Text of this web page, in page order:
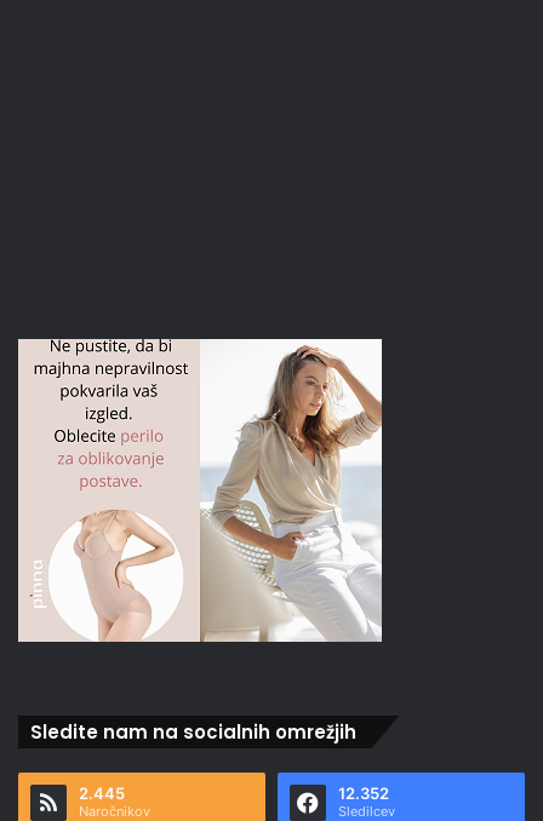
Sledite nam na socialnih omrežjih
2.445
Naročnikov
12.352
Sledilcev